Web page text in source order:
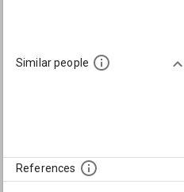
Similar people
References